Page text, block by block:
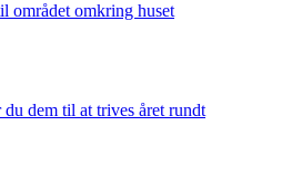
området omkring huset
dem til at trives året rundt